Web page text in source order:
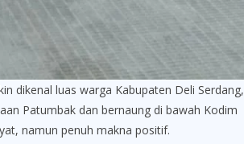
dikenal luas warga Kabupaten Deli Serdang,
Patumbak dan bernaung di bawah Kodim
namun penuh makna positif.